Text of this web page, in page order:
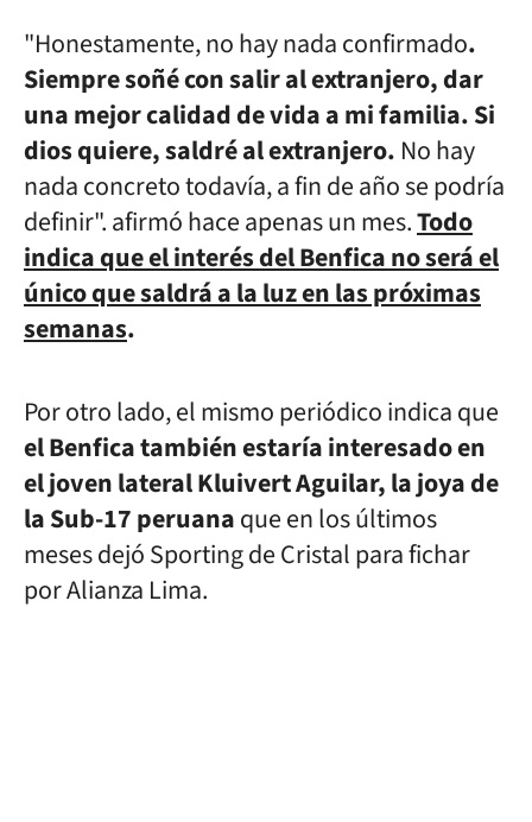
"Honestamente, no hay nada confirmado.
Siempre soñé con salir al extranjero, dar
una mejor calidad de vida a mi familia. Si
dios quiere, saldré al extranjero. No hay
nada concreto todavía, a fin de año se podría
definir". afirmó hace apenas un mes.Todo
indica que el interés del Benfica no será el
único que saldrá a la luz en las próximas
semanas.
Por otro lado, el mismo periódico indica que
el Benfica también estaría interesado en
el joven lateral Kluivert Aguilar, la joya de
la Sub-17 peruanaque en los últimos
meses dejó Sporting de Cristal para fichar
por Alianza Lima.